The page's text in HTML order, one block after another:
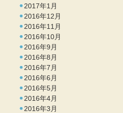
2017年1月
2016年12月
2016年11月
2016年10月
2016年9月
2016年8月
2016年7月
2016年6月
2016年5月
2016年4月
2016年3月